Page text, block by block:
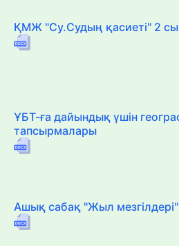
ҚМЖ "Су.Судың қасиеті" 2
ҰБТ-ға дайындық үшін
тапсырмалары
Ашық сабақ "Жыл мезгілдері"